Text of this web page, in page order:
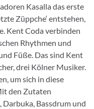
Kasalla das erste
Züppche‘ entstehen,
Kent Coda verbinden
Rhythmen und
Füße. Das sind Kent
drei Kölner Musiker.
um sich in diese
den Zutaten
Bassdrum und